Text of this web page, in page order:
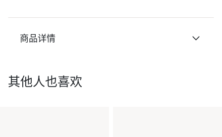
商品详情
其他人也喜欢